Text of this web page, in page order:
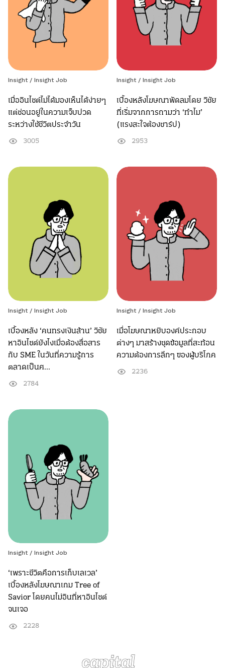
Insight / Insight Job
เมื่ออินไซต์ไม่ได้มองเห็นได้ง่ายๆ
แต่ซ่อนอยู่ในความเจ็บปวด
ระหว่างใช้ชีวิตประจำวัน
3005
Insight / Insight Job
เบื้องหลังโฆษณาพัดลมโดย วิชัย
ที่เริ่มจากการถามว่า ‘ทำไม’
(แรงสะใจต้องชาร์ป)
2953
Insight / Insight Job
เบื้องหลัง ‘คนทรงเงินล้าน’ วิชัย
หาอินไซต์ยังไงเมื่อต้องสื่อสาร
กับ SME ในวันที่ความรู้การ
ตลาดเป็นศ...
2784
Insight / Insight Job
เมื่อโฆษณาหยิบองค์ประกอบ
ต่างๆ มาสร้างชุดข้อมูลที่สะท้อน
ความต้องการลึกๆ ของผู้บริโภค
2236
Insight / Insight Job
‘เพราะชีวิตคือการเก็บเลเวล’
เบื้องหลังโฆษณาเกม Tree of
Savior โดยคนไม่อินที่หาอินไซต์
จนเจอ
2228